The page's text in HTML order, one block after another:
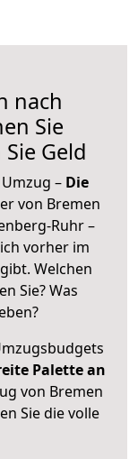
nach
Sie
Geld
– Die
von Bremen
Ruhr –
vorher im
Welchen
Sie? Was
Palette an
von Bremen
Sie die volle